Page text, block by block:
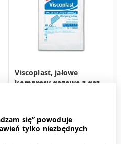
Viscoplast, jałowe
kompresy gazowe z gazy
Sterilux, kompresy jałowe
17-nitkowe, 12
Blue Cap Spray, 100 ml
się” powoduje
tylko niezbędnych